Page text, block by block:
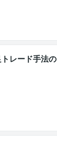
レード手法の